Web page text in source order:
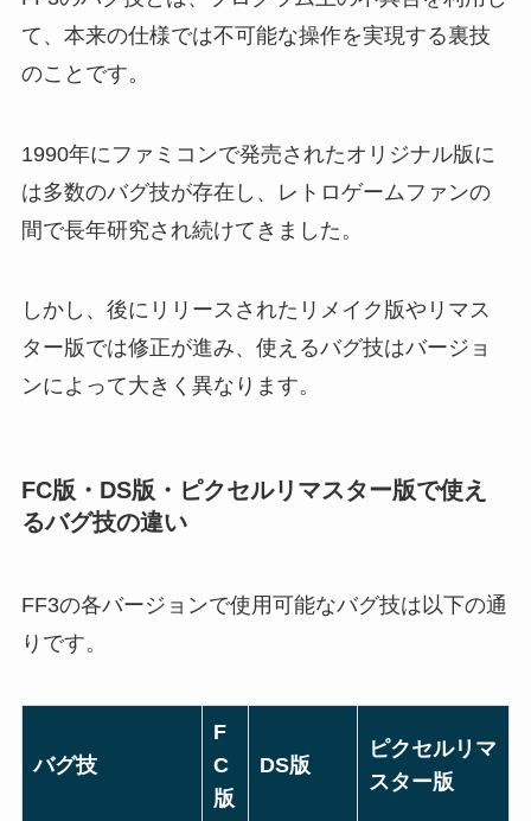
て、本来の仕様では不可能な操作を実現する裏技
のことです。
1990年にファミコンで発売されたオリジナル版に
は多数のバグ技が存在し、レトロゲームファンの
間で長年研究され続けてきました。
しかし、後にリリースされたリメイク版やリマス
ター版では修正が進み、使えるバグ技はバージョ
ンによって大きく異なります。
FC版・DS版・ピクセルリマスター版で使え
るバグ技の違い
FF3の各バージョンで使用可能なバグ技は以下の通
りです。
バグ技
F
C
版
DS版
ピクセルリマ
スター版